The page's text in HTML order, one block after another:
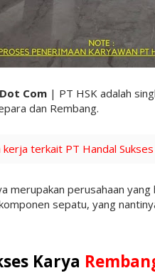
Com | PT HSK adalah
dan Rembang.
terkait PT Handal
merupakan perusahaan
sepatu, yang
Karya